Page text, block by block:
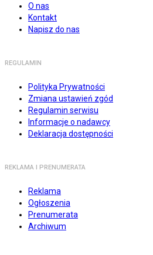
O nas
Kontakt
Napisz do nas
REGULAMIN
Polityka Prywatności
Zmiana ustawień zgód
Regulamin serwisu
Informacje o nadawcy
Deklaracja dostępności
REKLAMA I PRENUMERATA
Reklama
Ogłoszenia
Prenumerata
Archiwum